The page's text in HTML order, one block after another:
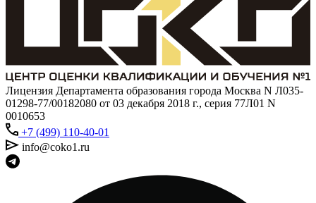
Лицензия Департамента образования города Москва N Л035-
01298-77/00182080 от 03 декабря 2018 г., серия 77Л01 N
0010653
+7 (499) 110-40-01
info@coko1.ru